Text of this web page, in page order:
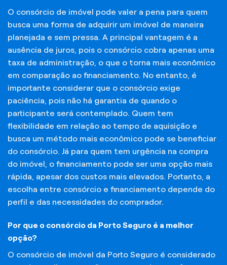
O consórcio de imóvel pode valer a pena para quem
busca uma forma de adquirir um imóvel de maneira
planejada e sem pressa. A principal vantagem é a
ausência de juros, pois o consórcio cobra apenas uma
taxa de administração, o que o torna mais econômico
em comparação ao financiamento. No entanto, é
importante considerar que o consórcio exige
paciência, pois não há garantia de quando o
participante será contemplado. Quem tem
flexibilidade em relação ao tempo de aquisição e
busca um método mais econômico pode se beneficiar
do consórcio. Já para quem tem urgência na compra
do imóvel, o financiamento pode ser uma opção mais
rápida, apesar dos custos mais elevados. Portanto, a
escolha entre consórcio e financiamento depende do
perfil e das necessidades do comprador.
Por que o consórcio da Porto Seguro é a melhor
opção?
O consórcio de imóvel da Porto Seguro é considerado